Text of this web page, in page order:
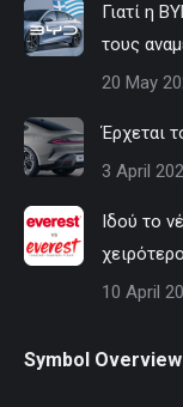
Γιατί η
τους
20 May
Έρχεται
3 April
Ιδού το
10 April
Symbol Overview